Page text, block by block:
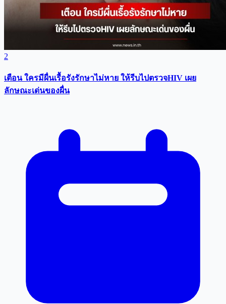
2
เตือน ใครมีผื่นเรื้อรังรักษาไม่หาย ให้รีบไปตรวจHIV เผย
ลักษณะเด่นของผื่น